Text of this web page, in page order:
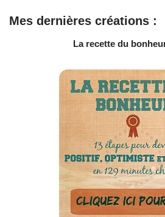
Mes dernières créations :
La recette du